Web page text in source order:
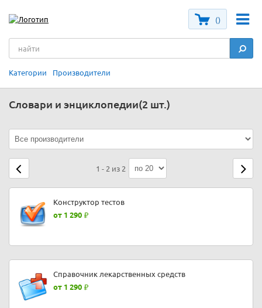
()
Категории Производители
Словари и энциклопедии(2 шт.)
1 - 2 из 2
Конструктор тестов
от 1 290
Справочник лекарственных средств
от 1 290